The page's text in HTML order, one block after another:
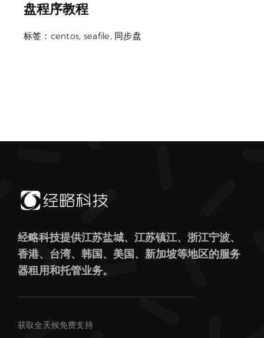
盘程序教程
标签： centos, seafile, 同步盘
经略科技提供江苏盐城、江苏镇江、浙江宁波、
香港、台湾、韩国、美国、新加坡等地区的服务
器租用和托管业务。
获取全天候免费支持